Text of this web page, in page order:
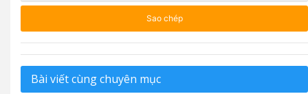
Sao chép
Bài viết cùng chuyên mục